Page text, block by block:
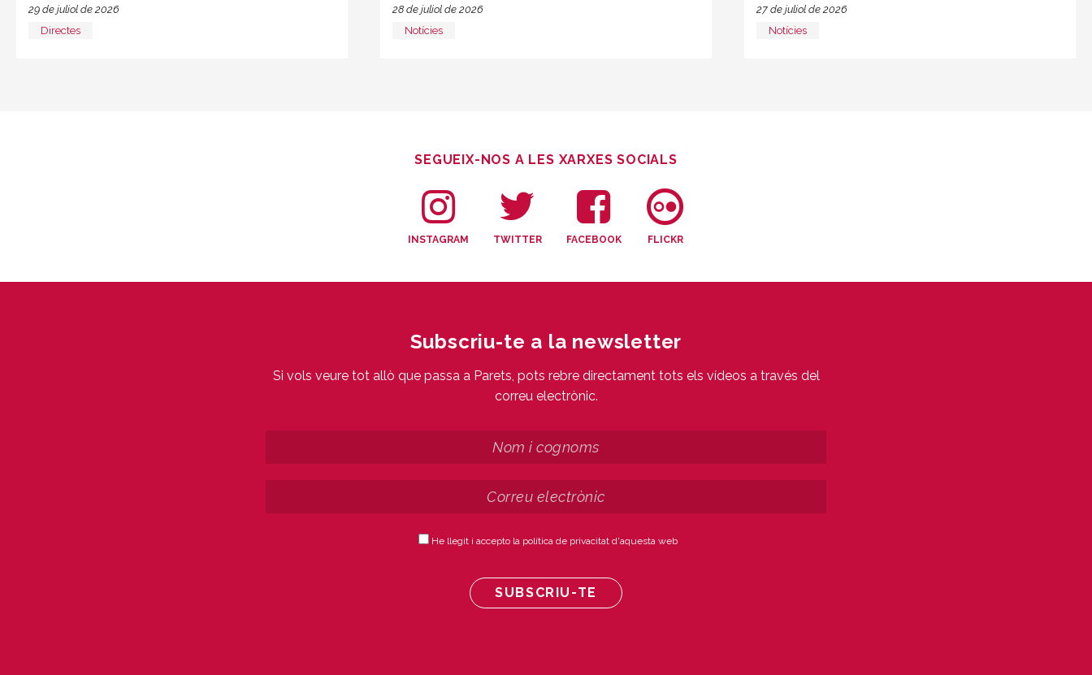
29 de juliol de 2026
Directes
28 de juliol de 2026
Notícies
27 de juliol de 2026
Notícies
SEGUEIX-NOS A LES XARXES SOCIALS
INSTAGRAM TWITTER FACEBOOK FLICKR
Subscriu-te a la newsletter
Si vols veure tot allò que passa a Parets, pots rebre directament tots els vídeos a través del
correu electrònic.
He llegit i accepto la política de privacitat d'aquesta web